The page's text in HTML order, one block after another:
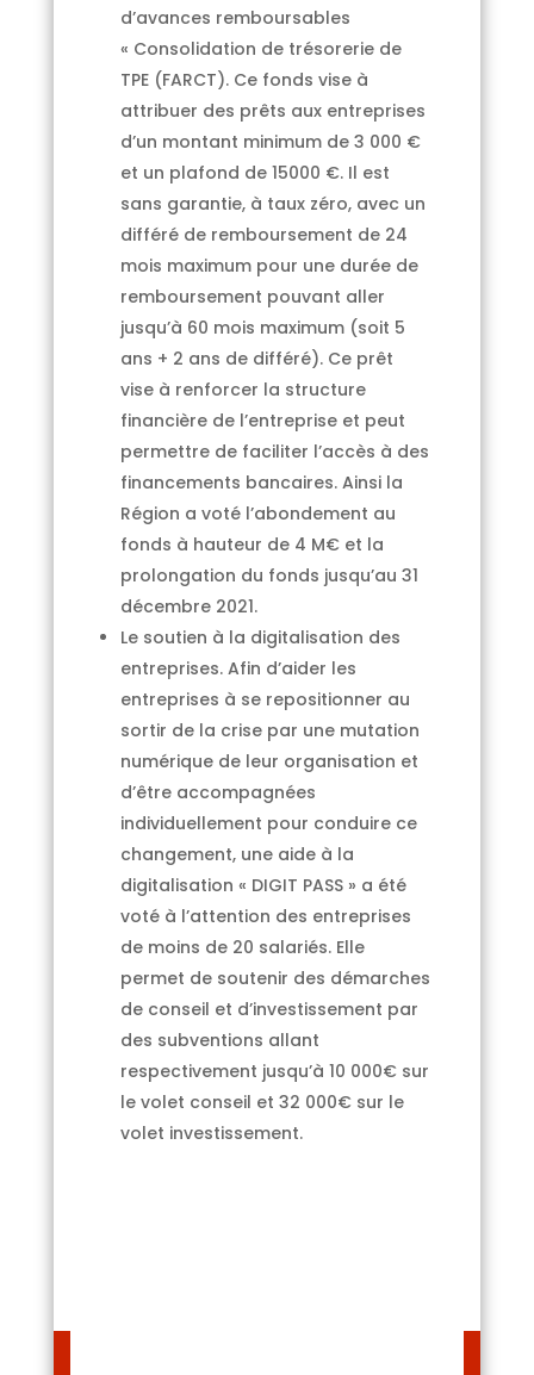
d’avances remboursables
« Consolidation de trésorerie de
TPE (FARCT). Ce fonds vise à
attribuer des prêts aux entreprises
d’un montant minimum de 3 000 €
et un plafond de 15000 €. Il est
sans garantie, à taux zéro, avec un
différé de remboursement de 24
mois maximum pour une durée de
remboursement pouvant aller
jusqu’à 60 mois maximum (soit 5
ans + 2 ans de différé). Ce prêt
vise à renforcer la structure
financière de l’entreprise et peut
permettre de faciliter l’accès à des
financements bancaires. Ainsi la
Région a voté l’abondement au
fonds à hauteur de 4 M€ et la
prolongation du fonds jusqu’au 31
décembre 2021.
Le soutien à la digitalisation des
entreprises. Afin d’aider les
entreprises à se repositionner au
sortir de la crise par une mutation
numérique de leur organisation et
d’être accompagnées
individuellement pour conduire ce
changement, une aide à la
digitalisation « DIGIT PASS » a été
voté à l’attention des entreprises
de moins de 20 salariés. Elle
permet de soutenir des démarches
de conseil et d’investissement par
des subventions allant
respectivement jusqu’à 10 000€ sur
le volet conseil et 32 000€ sur le
volet investissement.